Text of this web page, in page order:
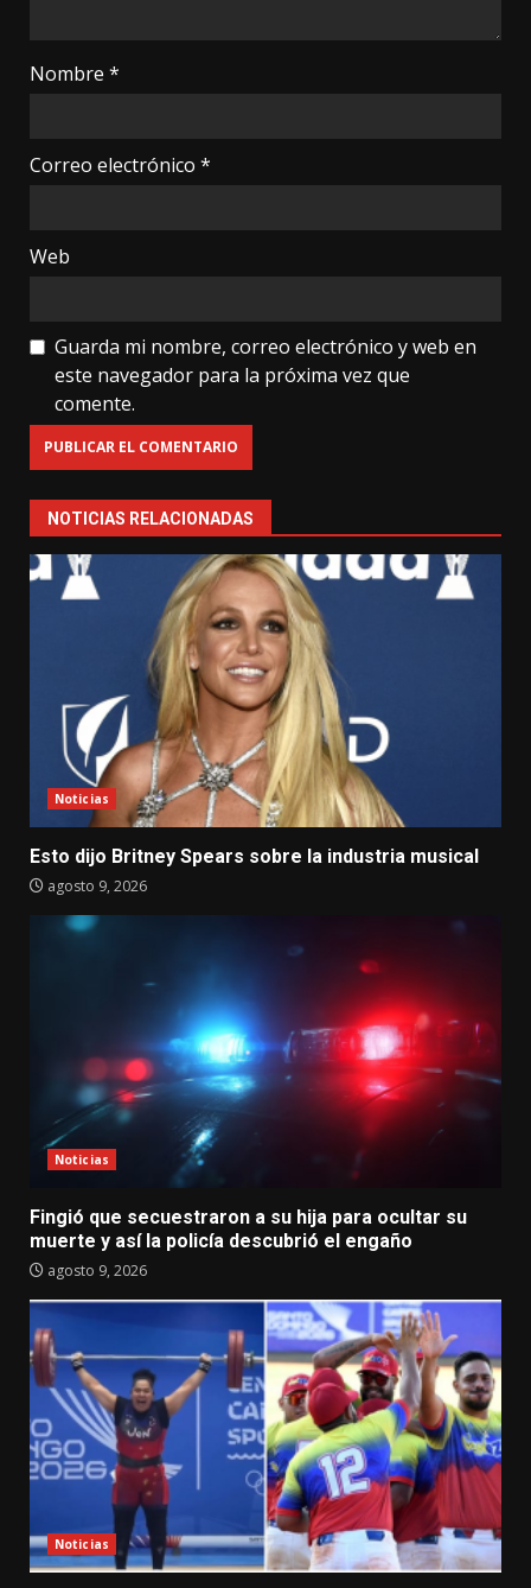
Nombre *
Correo electrónico *
Web
Guarda mi nombre, correo electrónico y web en
este navegador para la próxima vez que
comente.
NOTICIAS RELACIONADAS
Noticias
Esto dijo Britney Spears sobre la industria musical
agosto 9, 2026
Noticias
Fingió que secuestraron a su hija para ocultar su
muerte y así la policía descubrió el engaño
agosto 9, 2026
Noticias